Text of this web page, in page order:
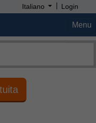
Italiano | Login
Menu